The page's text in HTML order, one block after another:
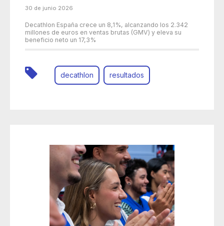
30 de junio 2026
Decathlon España crece un 8,1%, alcanzando los 2.342
millones de euros en ventas brutas (GMV) y eleva su
beneficio neto un 17,3%
decathlon resultados